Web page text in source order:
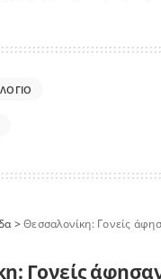
>Θεσσαλονίκη: Γονείς άφησαν το μωρό τους να κλαίει στο
Γονείς